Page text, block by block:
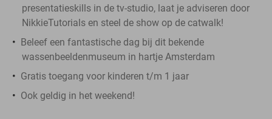
presentatieskills in de tv-studio, laat je adviseren door
NikkieTutorials en steel de show op de catwalk!
Beleef een fantastische dag bij dit bekende
wassenbeeldenmuseum in hartje Amsterdam
Gratis toegang voor kinderen t/m 1 jaar
Ook geldig in het weekend!